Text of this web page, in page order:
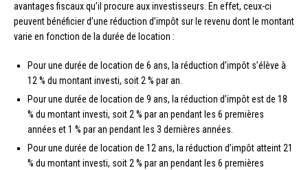
avantages fiscaux qu’il procure aux investisseurs. En effet, ceux-ci
peuvent bénéficier d’une réduction d’impôt sur le revenu dont le montant
varie en fonction de la durée de location :
Pour une durée de location de 6 ans, la réduction d’impôt s’élève à
12 % du montant investi, soit 2 % par an.
Pour une durée de location de 9 ans, la réduction d’impôt est de 18
% du montant investi, soit 2 % par an pendant les 6 premières
années et 1 % par an pendant les 3 dernières années.
Pour une durée de location de 12 ans, la réduction d’impôt atteint 21
% du montant investi, soit 2 % par an pendant les 6 premières